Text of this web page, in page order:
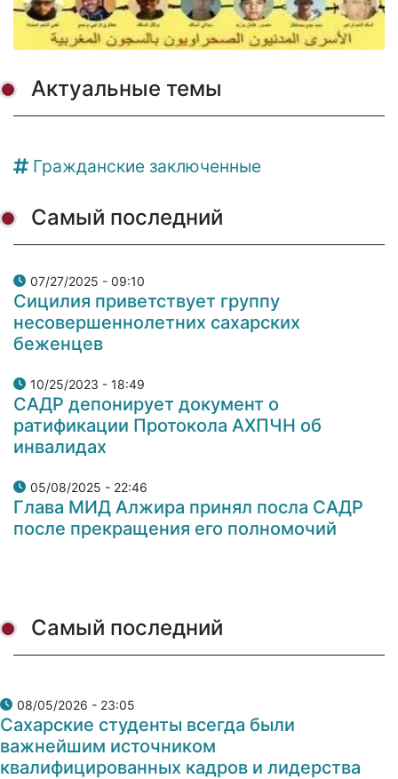
Актуальные темы
Гражданские заключенные
Самый последний
07/27/2025 - 09:10
Сицилия приветствует группу
несовершеннолетних сахарских
беженцев
10/25/2023 - 18:49
САДР депонирует документ о
ратификации Протокола АХПЧН об
инвалидах
05/08/2025 - 22:46
Глава МИД Алжира принял посла САДР
после прекращения его полномочий
Самый последний
08/05/2026 - 23:05
Сахарские студенты всегда были
важнейшим источником
квалифицированных кадров и лидерства